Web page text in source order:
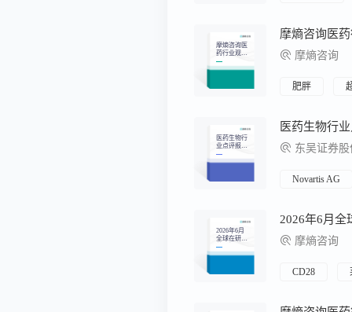
摩熵咨询医
药行业观察
周报（2026.
07.20-2026.0
摩熵咨询
肥胖
医药生物行
业点评报
告：诺华15
亿美元收购
东吴证券
Novartis AG
2026年6月
全球在研新
药月报
2026年6月全
摩熵咨询
CD28